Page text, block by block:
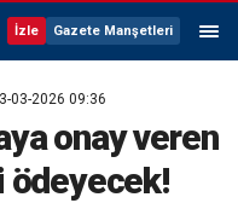
İzle Gazete Manşetleri
03-2026 09:36
onay veren
ödeyecek!